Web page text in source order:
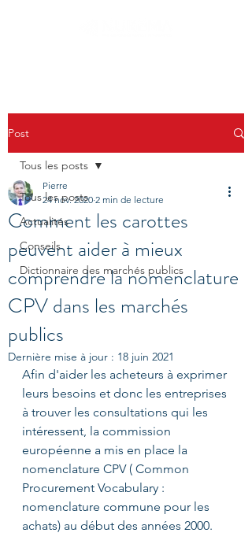
Post
Tous les posts
Actualités
Conseils
Dictionnaire des marchés publics
Tous les posts
Comment les carottes
peuvent aider à mieux
comprendre la nomenclature
CPV dans les marchés
publics
Pierre
24 nov. 2020 2 min de lecture
Dernière mise à jour : 18 juin 2021
Afin d'aider les acheteurs à exprimer
leurs besoins et donc les entreprises
à trouver les consultations qui les
intéressent, la commission
européenne a mis en place la
nomenclature CPV ( Common
Procurement Vocabulary :
nomenclature commune pour les
achats) au début des années 2000.